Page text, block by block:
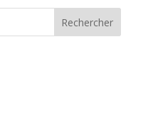
Rechercher